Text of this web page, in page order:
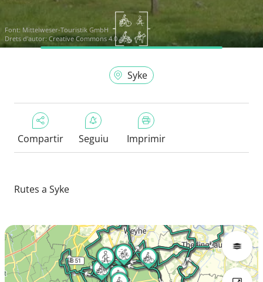
Font: Mittelweser-Touristik GmbH
Drets d'autor: Creative Commons 4.0
Syke
Compartir Seguiu Imprimir
Rutes a Syke